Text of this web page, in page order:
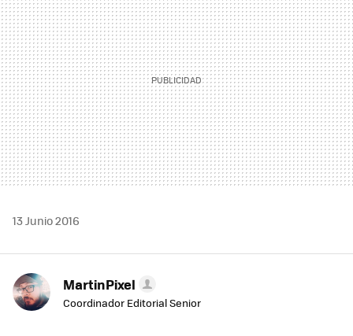
13 Junio 2016
MartinPixel
Coordinador Editorial Senior